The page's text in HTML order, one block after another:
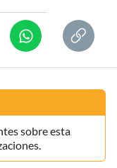
sobre esta